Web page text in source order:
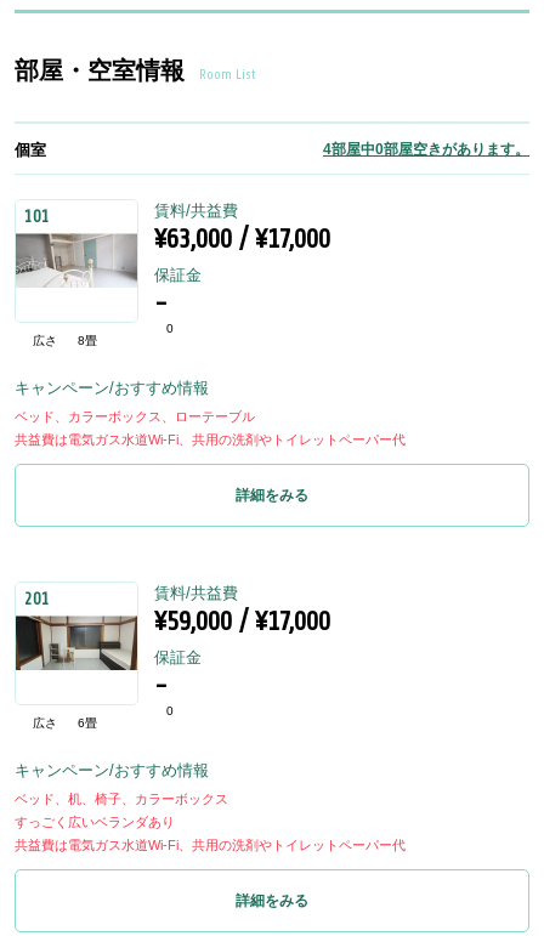
部屋・空室情報 Room List
個室 4部屋中0部屋空きがあります。
101
広さ 8畳
賃料/共益費
¥63,000 / ¥17,000
保証金
-
0
キャンペーン/おすすめ情報
ベッド、カラーボックス、ローテーブル
共益費は電気ガス水道Wi-Fi、共用の洗剤やトイレットペーパー代
詳細をみる
201
広さ 6畳
賃料/共益費
¥59,000 / ¥17,000
保証金
-
0
キャンペーン/おすすめ情報
ベッド、机、椅子、カラーボックス
すっごく広いベランダあり
共益費は電気ガス水道Wi-Fi、共用の洗剤やトイレットペーパー代
詳細をみる